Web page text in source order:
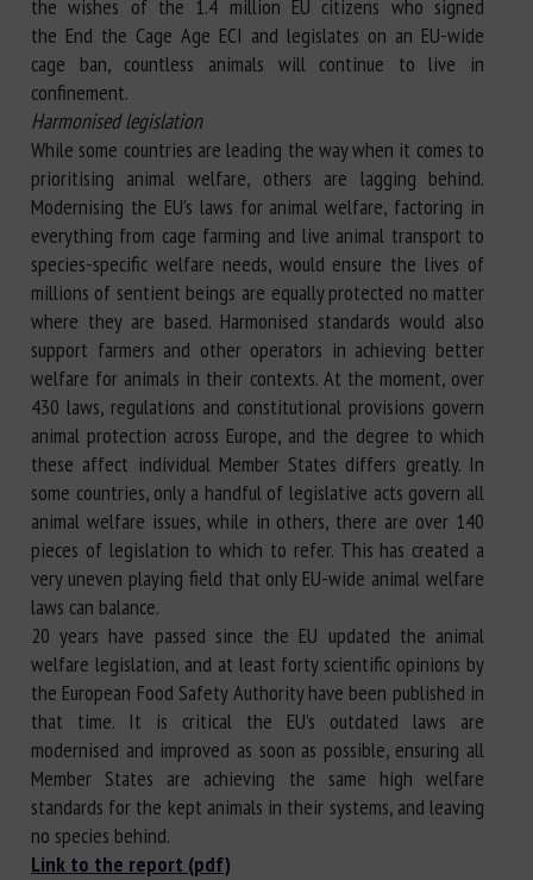
the wishes of the 1.4 million EU citizens who signed
the End the Cage Age ECI and legislates on an EU-wide
cage ban, countless animals will continue to live in
confinement.
Harmonised legislation
While some countries are leading the way when it comes to
prioritising animal welfare, others are lagging behind.
Modernising the EU’s laws for animal welfare, factoring in
everything from cage farming and live animal transport to
species-specific welfare needs, would ensure the lives of
millions of sentient beings are equally protected no matter
where they are based. Harmonised standards would also
support farmers and other operators in achieving better
welfare for animals in their contexts. At the moment, over
430 laws, regulations and constitutional provisions govern
animal protection across Europe, and the degree to which
these affect individual Member States differs greatly. In
some countries, only a handful of legislative acts govern all
animal welfare issues, while in others, there are over 140
pieces of legislation to which to refer. This has created a
very uneven playing field that only EU-wide animal welfare
laws can balance.
20 years have passed since the EU updated the animal
welfare legislation, and at least forty scientific opinions by
the European Food Safety Authority have been published in
that time. It is critical the EU’s outdated laws are
modernised and improved as soon as possible, ensuring all
Member States are achieving the same high welfare
standards for the kept animals in their systems, and leaving
no species behind.
Link to the report (pdf)